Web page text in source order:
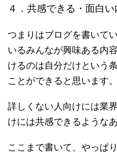
４．共感できる・面白い
つまりはブログを書いて
いるみんなが興味ある内
けるのは自分だけという
ことができると思います。
詳しくない人向けには業
けには共感できるような
ここまで書いて、やっぱ